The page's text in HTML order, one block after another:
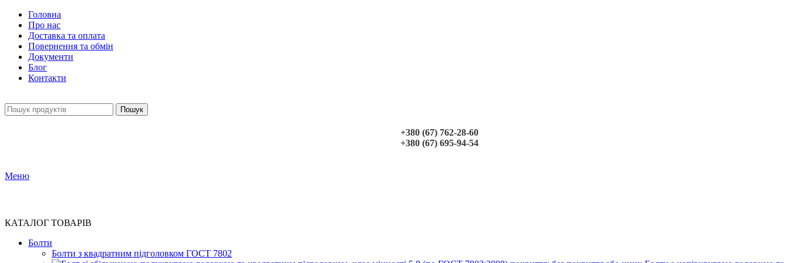
Головна
Про нас
Доставка та оплата
Повернення та обмін
Документи
Блог
Контакти
Пошук
+380 (67) 762-28-60
+380 (67) 695-94-54
Меню
КАТАЛОГ ТОВАРІВ
Болти
Болти з квадратним підголовком ГОСТ 7802